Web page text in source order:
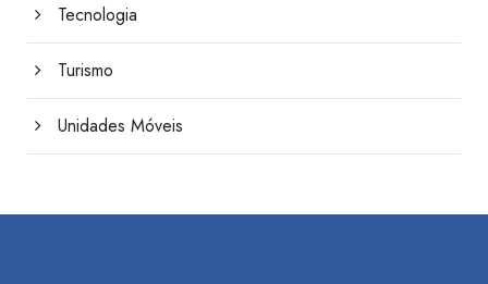
Tecnologia
Turismo
Unidades Móveis